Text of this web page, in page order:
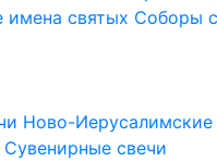
имена святых Соборы
Ново-Иерусалимские
Сувенирные свечи